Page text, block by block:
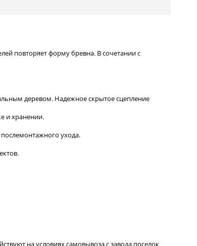
повторяет форму бревна. В сочетании с
деревом. Надежное скрытое сцепление
и хранении.
ухода.
на условиях самовывоза с завода поселок